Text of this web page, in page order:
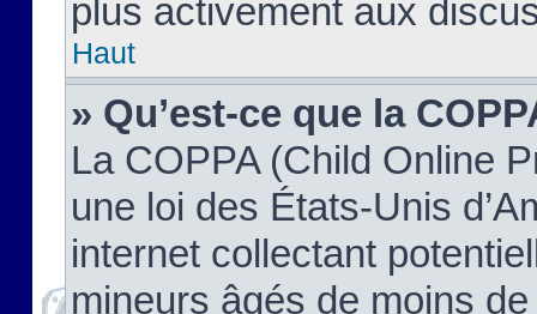
plus activement aux
Haut
» Qu’est-ce que la
La COPPA (Child Online
une loi des États-Unis
internet collectant
mineurs âgés de moins